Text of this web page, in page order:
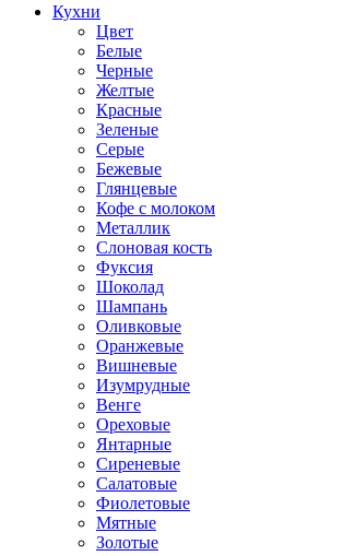
Кухни
Цвет
Белые
Черные
Желтые
Красные
Зеленые
Серые
Бежевые
Глянцевые
Кофе с молоком
Металлик
Слоновая кость
Фуксия
Шоколад
Шампань
Оливковые
Оранжевые
Вишневые
Изумрудные
Венге
Ореховые
Янтарные
Сиреневые
Салатовые
Фиолетовые
Мятные
Золотые